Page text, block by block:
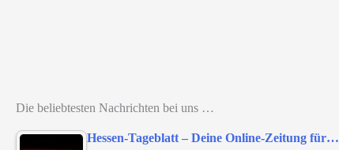
Die beliebtesten Nachrichten bei uns …
Hessen-Tageblatt – Deine Online-Zeitung für…